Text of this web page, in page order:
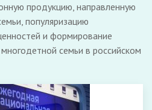
продукцию, направленную
популяризацию
и формирование
семьи в российском